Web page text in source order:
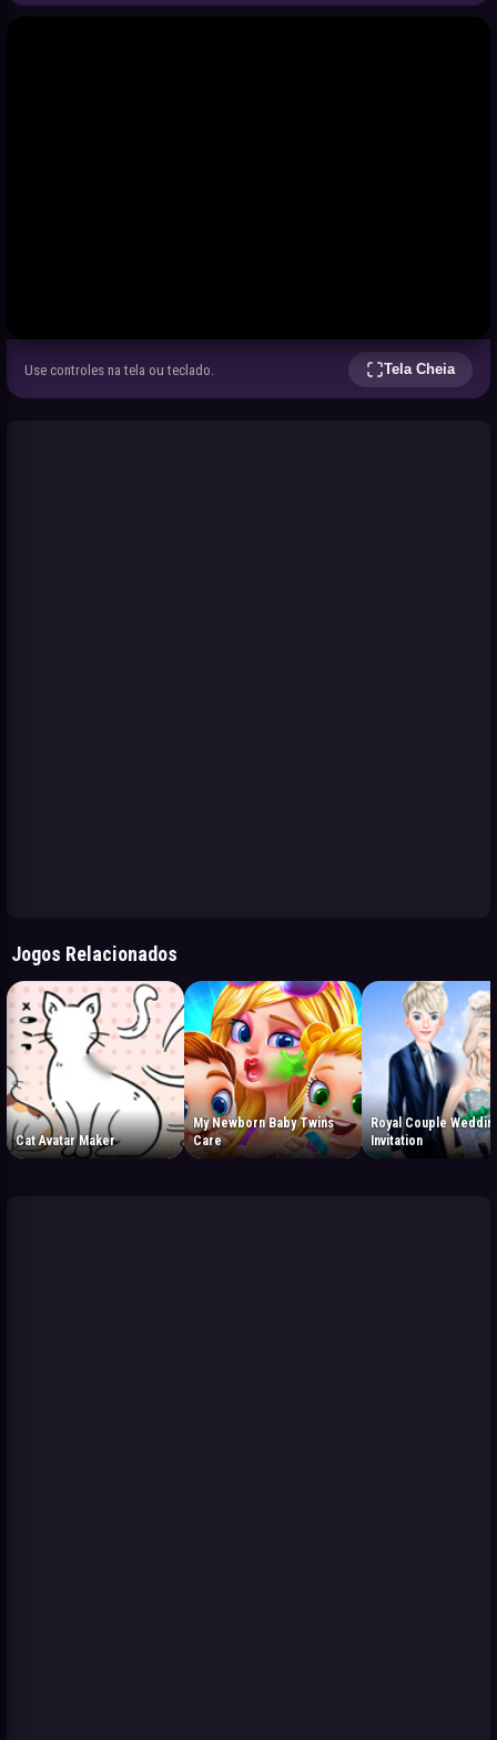
Use controles na tela ou teclado. Tela Cheia
Jogos Relacionados
Cat Avatar Maker
My Newborn Baby Twins
Care
Royal Couple
Invitation